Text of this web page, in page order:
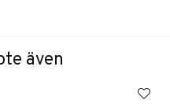
även